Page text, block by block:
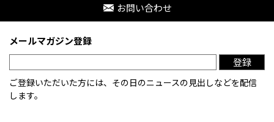
お問い合わせ
メールマガジン登録
登録
ご登録いただいた方には、その日のニュースの見出しなどを配信
します。